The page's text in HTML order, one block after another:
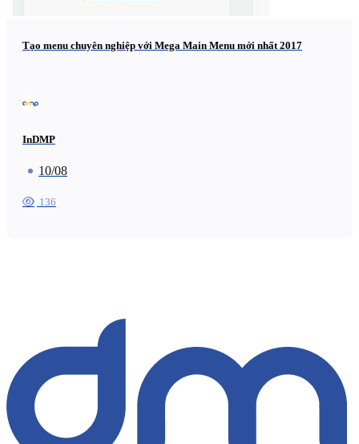
Tạo menu chuyên nghiệp với Mega Main Menu mới nhất 2017
InDMP
10/08
136